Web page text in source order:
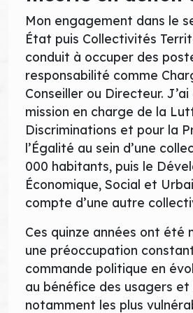
Mon engagement dans le
État puis Collectivités
conduit à occuper des
responsabilité comme
Conseiller ou Directeur.
mission en charge de la
Discriminations et pour la
l’Égalité au sein d’une
000 habitants, puis le
Économique, Social et
compte d’une autre
Ces quinze années ont été
une préoccupation
commande politique en
au bénéfice des usagers et
notamment les plus